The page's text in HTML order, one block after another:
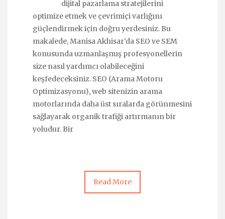
dijital pazarlama stratejilerini
optimize etmek ve çevrimiçi varlığını
güçlendirmek için doğru yerdesiniz. Bu
makalede, Manisa Akhisar'da SEO ve SEM
konusunda uzmanlaşmış profesyonellerin
size nasıl yardımcı olabileceğini
keşfedeceksiniz. SEO (Arama Motoru
Optimizasyonu), web sitenizin arama
motorlarında daha üst sıralarda görünmesini
sağlayarak organik trafiği artırmanın bir
yoludur. Bir
Read More